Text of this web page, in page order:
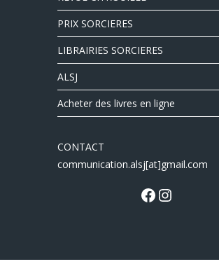
PRIX SORCIERES
LIBRAIRIES SORCIERES
ALSJ
Acheter des livres en ligne
CONTACT
communication.alsj[at]gmail.com